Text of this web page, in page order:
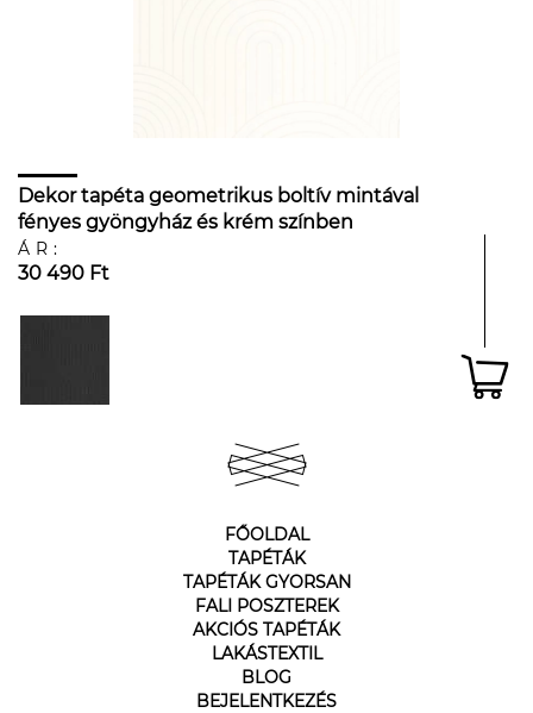
Dekor tapéta geometrikus boltív mintával
fényes gyöngyház és krém színben
ÁR:
30 490 Ft
FŐOLDAL
TAPÉTÁK
TAPÉTÁK GYORSAN
FALI POSZTEREK
AKCIÓS TAPÉTÁK
LAKÁSTEXTIL
BLOG
BEJELENTKEZÉS